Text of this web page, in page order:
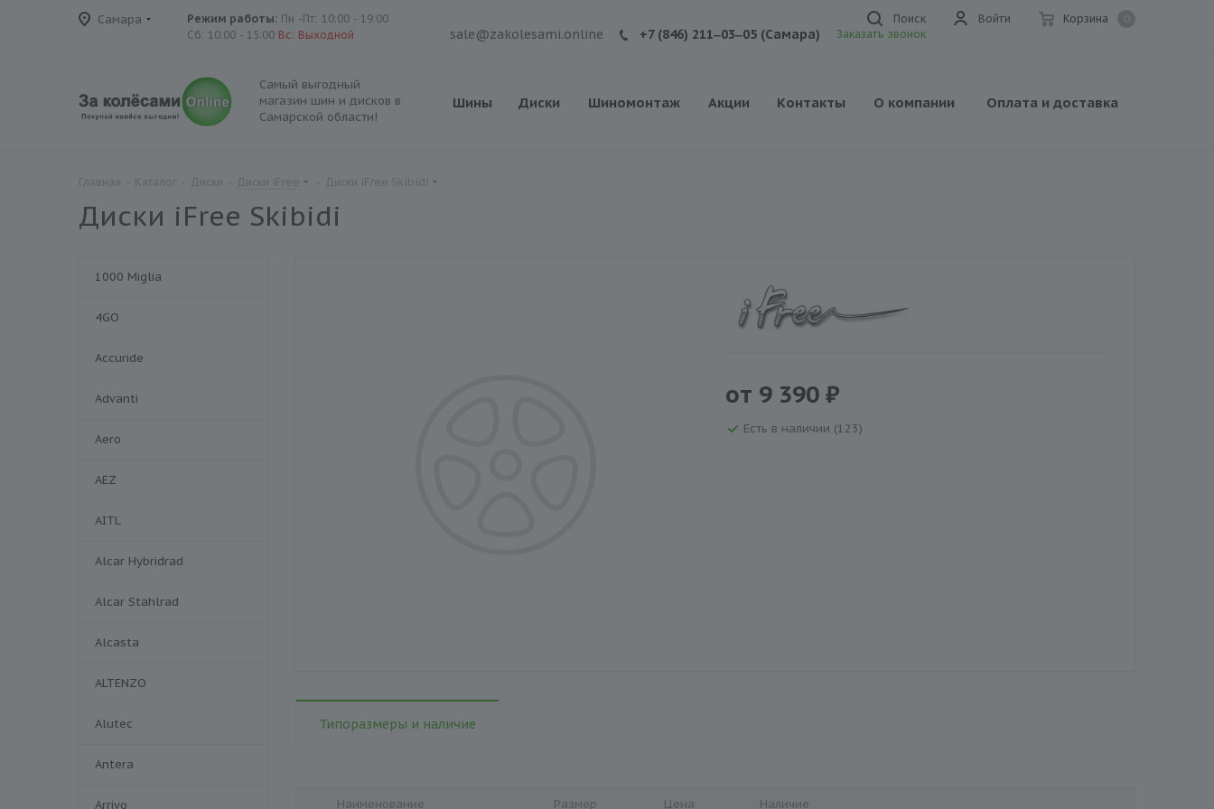
Самара Корзина
Войти
Режим работы: Пн -Пт: 10:00 - 19:00
Сб: 10:00 - 15:00 Вс: Выходной
Поиск
sale@zakolesami.online +7 (846) 211‒03‒05 (Самара) Заказать звонок
Самый выгодный
магазин шин и дисков в
Самарской области!
Шины Диски Шиномонтаж Акции Контакты О компании Оплата и доставка
Диски iFree Skibidi
от 9 390 ₽
Есть в наличии (123)
Типоразмеры и наличие
Наименование Размер Цена Наличие
1000 Miglia
4GO
Accuride
Advanti
Aero
AEZ
AITL
Alcar Hybridrad
Alcar Stahlrad
Alcasta
ALTENZO
Alutec
Antera
Arrivo